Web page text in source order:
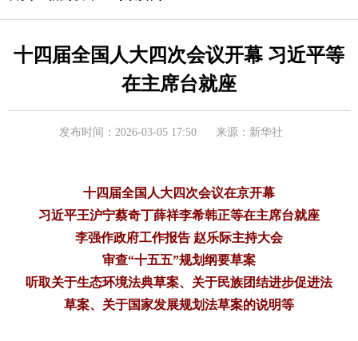
十四届全国人大四次会议开幕 习近平等
在主席台就座
发布时间：2026-03-05 17:50 来源：新华社
十四届全国人大四次会议在京开幕
习近平王沪宁蔡奇丁薛祥李希韩正等在主席台就座
李强作政府工作报告 赵乐际主持大会
审查“十五五”规划纲要草案
听取关于生态环境法典草案、关于民族团结进步促进法
草案、关于国家发展规划法草案的说明等